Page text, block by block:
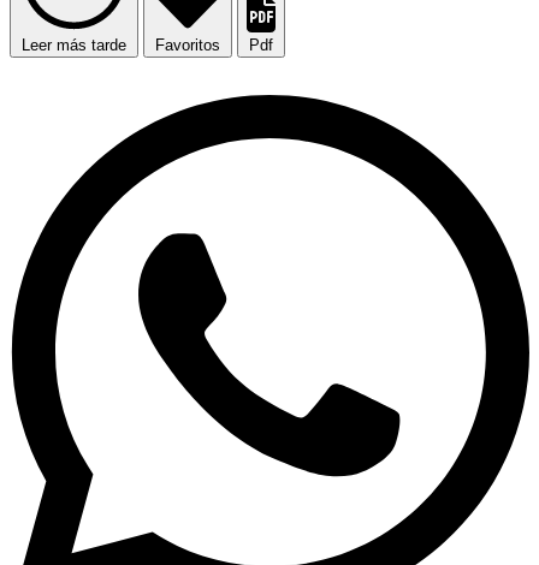
Leer más tarde Favoritos Pdf